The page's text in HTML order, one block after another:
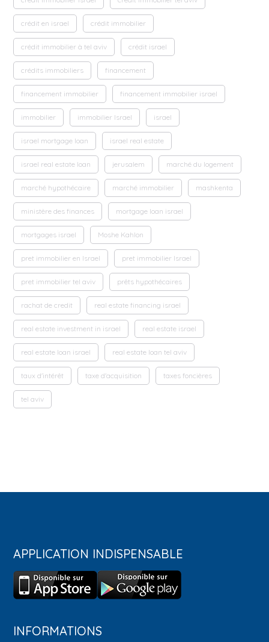
crédit en israel crédit immobilier
crédit immobilier à tel aviv crédit israel
crédits immobiliers financement
financement immobilier financement immobilier israel
immobilier immobilier Israel israel
israel mortgage loan israel real estate
israel real estate loan jerusalem marché du logement
marché hypothécaire marché immobilier mashkenta
ministère des finances mortgage loan israel
mortgages israel Moshe Kahlon
pret immobilier en Israel pret immobilier Israel
pret immobilier tel aviv prêts hypothécaires
rachat de credit real estate financing israel
real estate investment in israel real estate israel
real estate loan israel real estate loan tel aviv
taux d'intérêt taxe d'acquisition taxes foncières
tel aviv
APPLICATION INDISPENSABLE
INFORMATIONS